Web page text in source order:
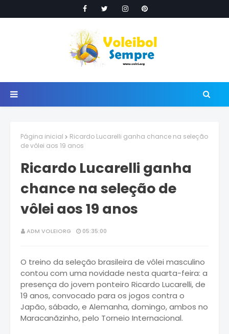
Página inicial
Ricardo Lucarelli ganha chance na seleção
de vôlei aos 19 anos
Ricardo Lucarelli ganha
chance na seleção de
vôlei aos 19 anos
ADM VOLEIORG 05:35:00
O treino da seleção brasileira de vôlei masculino
contou com uma novidade nesta quarta-feira: a
presença do jovem ponteiro Ricardo Lucarelli, de
19 anos, convocado para os jogos contra o
Japão, sábado, e Alemanha, domingo, ambos no
Maracanãzinho, pelo Torneio Internacional.